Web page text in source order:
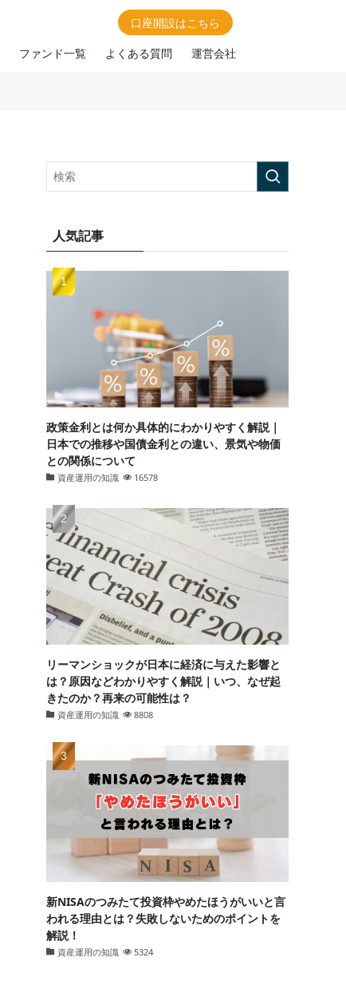
口座開設はこちら
ファンド一覧 よくある質問 運営会社
人気記事
政策金利とは何か具体的にわかりやすく解説｜
日本での推移や国債金利との違い、景気や物価
との関係について
資産運用の知識 16578
リーマンショックが日本に経済に与えた影響と
は？原因などわかりやすく解説｜いつ、なぜ起
きたのか？再来の可能性は？
資産運用の知識 8808
新NISAのつみたて投資枠やめたほうがいいと言
われる理由とは？失敗しないためのポイントを
解説！
資産運用の知識 5324